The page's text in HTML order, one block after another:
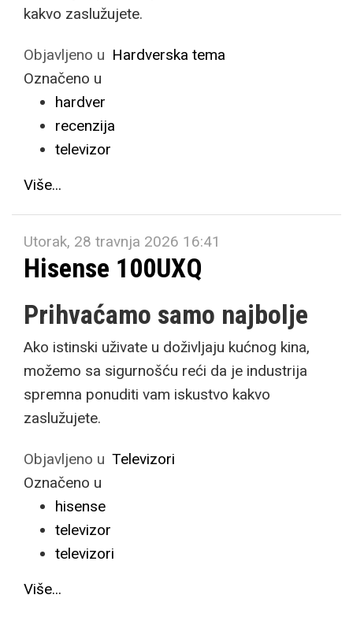
kakvo zaslužujete.
Objavljeno u Hardverska tema
Označeno u
hardver
recenzija
televizor
Više...
Utorak, 28 travnja 2026 16:41
Hisense 100UXQ
Prihvaćamo samo najbolje
Ako istinski uživate u doživljaju kućnog kina,
možemo sa sigurnošću reći da je industrija
spremna ponuditi vam iskustvo kakvo
zaslužujete.
Objavljeno u Televizori
Označeno u
hisense
televizor
televizori
Više...